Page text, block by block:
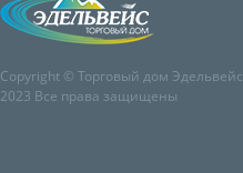
Copyright © Торговый дом Эдельвейс
2023 Все права защищены